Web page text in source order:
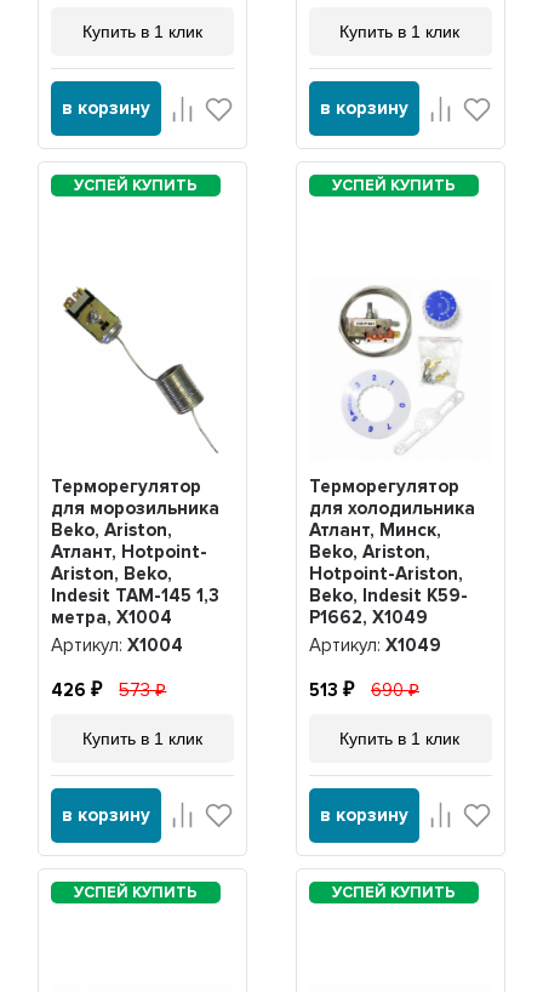
Купить в 1 клик
в корзину
Купить в 1 клик
в корзину
Терморегулятор
для морозильника
Beko, Ariston,
Атлант, Hotpoint-
Ariston, Beko,
Indesit ТАМ-145 1,3
метра, Х1004
Артикул:Х1004
426 573
Купить в 1 клик
в корзину
Терморегулятор
для холодильника
Атлант, Минск,
Beko, Ariston,
Hotpoint-Ariston,
Beko, Indesit K59-
P1662, Х1049
Артикул: Х1049
513 690
Купить в 1 клик
в корзину